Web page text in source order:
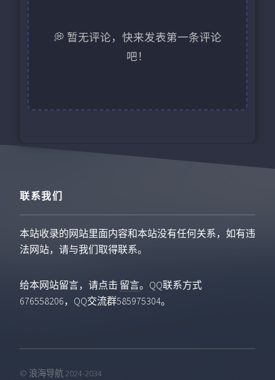
💭 暂无评论，快来发表第一条评论
吧！
联系我们
本站收录的网站里面内容和本站没有任何关系，如有违
法网站，请与我们取得联系。
给本网站留言，请点击 留言。QQ联系方式
676558206，QQ交流群585975304。
© 浪海导航 2024-2034